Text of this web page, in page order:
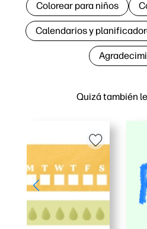
Quizá también
Colorear para niños
Calendarios y